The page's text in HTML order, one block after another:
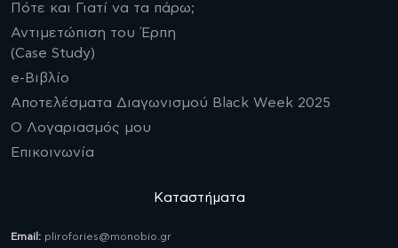
Πότε και Γιατί να τα πάρω;
Αντιμετώπιση του Έρπη
(Case Study)
e-Βιβλίο
Αποτελέσματα Διαγωνισμού Black Week 2025
Ο Λογαριασμός μου
Επικοινωνία
Καταστήματα
Email: plirofories@monobio.gr